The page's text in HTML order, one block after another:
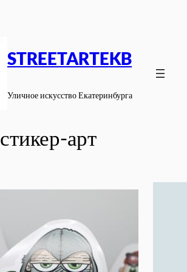
STREETARTEKB
Уличное искусство Екатеринбурга
стикер-арт